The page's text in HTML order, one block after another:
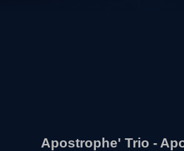
Apostrophe' Trio -